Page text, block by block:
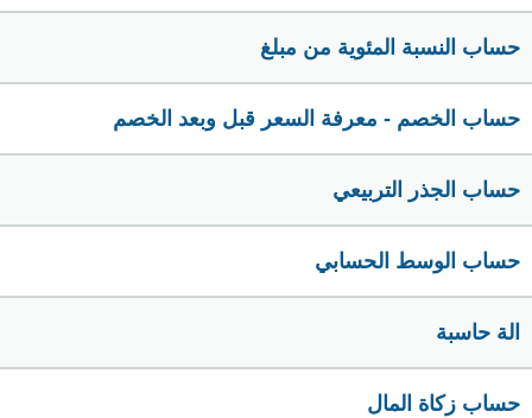
حساب النسبة المئوية من مبلغ
حساب الخصم - معرفة السعر قبل وبعد الخصم
حساب الجذر التربيعي
حساب الوسط الحسابي
الة حاسبة
حساب زكاة المال